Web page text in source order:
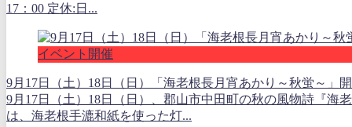
17：00 定休:日...
イベント開催
9月17日（土）18日（日）「海老根長月宵あかり～秋蛍～」
9月17日（土）18日（日）、郡山市中田町の秋の風物詩『海
は、海老根手漉和紙を使った灯...